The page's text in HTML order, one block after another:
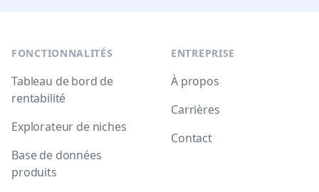
FONCTIONNALITÉS
Tableau de bord de
rentabilité
Explorateur de niches
Base de données
produits
ENTREPRISE
À propos
Carrières
Contact